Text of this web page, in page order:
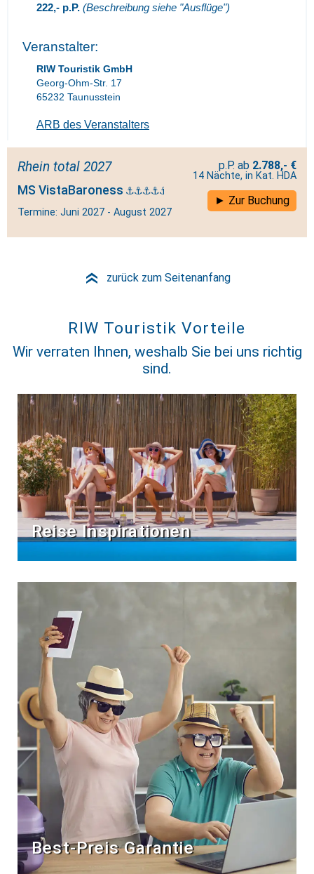
222,- p.P. (Beschreibung siehe "Ausflüge")
Veranstalter:
RIW Touristik GmbH
Georg-Ohm-Str. 17
65232 Taunusstein
ARB des Veranstalters
Rhein total 2027
MS VistaBaroness
Termine: Juni 2027 - August 2027
2.788,- €
14 Nächte, in Kat. HDA
Zur Buchung
» zurück zum Seitenanfang
RIW Touristik Vorteile
Wir verraten Ihnen, weshalb Sie bei uns richtig
sind.
Reise Inspirationen
Best-Preis Garantie